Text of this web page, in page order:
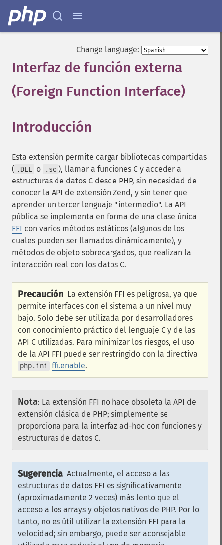
Change language:
Interfaz de función externa
(Foreign Function Interface)
Introducción
Esta extensión permite cargar bibliotecas compartidas
( .DLL o .so ), llamar a funciones C y acceder a
estructuras de datos C desde PHP, sin necesidad de
conocer la API de extensión Zend, y sin tener que
aprender un tercer lenguaje "intermedio". La API
pública se implementa en forma de una clase única
FFI con varios métodos estáticos (algunos de los
cuales pueden ser llamados dinámicamente), y
métodos de objeto sobrecargados, que realizan la
interacción real con los datos C.
Precaución La extensión FFI es peligrosa, ya que
permite interfaces con el sistema a un nivel muy
bajo. Solo debe ser utilizada por desarrolladores
con conocimiento práctico del lenguaje C y de las
API C utilizadas. Para minimizar los riesgos, el uso
de la API FFI puede ser restringido con la directiva
php.ini ffi.enable.
Nota: La extensión FFI no hace obsoleta la API de
extensión clásica de PHP; simplemente se
proporciona para la interfaz ad-hoc con funciones y
estructuras de datos C.
Sugerencia Actualmente, el acceso a las
estructuras de datos FFI es significativamente
(aproximadamente 2 veces) más lento que el
acceso a los arrays y objetos nativos de PHP. Por lo
tanto, no es útil utilizar la extensión FFI para la
velocidad; sin embargo, puede ser aconsejable